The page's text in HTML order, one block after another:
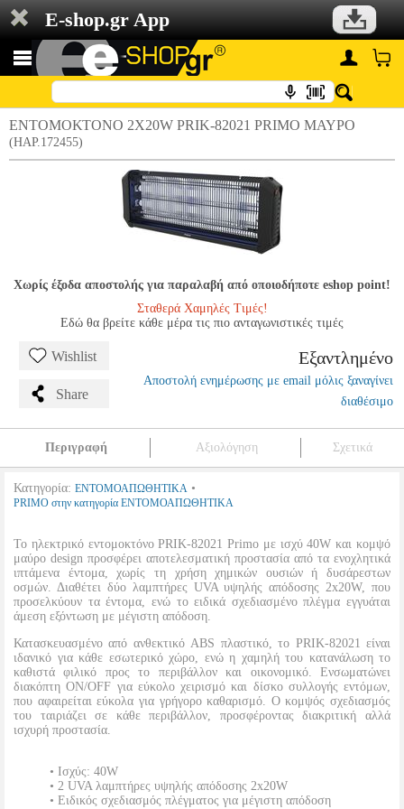
E-shop.gr App
ΕΝΤΟΜΟΚΤΟΝΟ 2X20W PRIK-82021 PRIMO ΜΑΥΡΟ
(HAP.172455)
Χωρίς έξοδα αποστολής για παραλαβή από οποιοδήποτε eshop point!
Σταθερά Χαμηλές Τιμές!
Εδώ θα βρείτε κάθε μέρα τις πιο ανταγωνιστικές τιμές
Wishlist
Share
Εξαντλημένο
Αποστολή ενημέρωσης με email μόλις ξαναγίνει
διαθέσιμο
Περιγραφή Αξιολόγηση Σχετικά
Κατηγορία: ΕΝΤΟΜΟΑΠΩΘΗΤΙΚΑ •
PRIMO στην κατηγορία ΕΝΤΟΜΟΑΠΩΘΗΤΙΚΑ
Το ηλεκτρικό εντομοκτόνο PRIK-82021 Primo με ισχύ 40W και κομψό
μαύρο design προσφέρει αποτελεσματική προστασία από τα ενοχλητικά
ιπτάμενα έντομα, χωρίς τη χρήση χημικών ουσιών ή δυσάρεστων
οσμών. Διαθέτει δύο λαμπτήρες UVA υψηλής απόδοσης 2x20W, που
προσελκύουν τα έντομα, ενώ το ειδικά σχεδιασμένο πλέγμα εγγυάται
άμεση εξόντωση με μέγιστη απόδοση.
Κατασκευασμένο από ανθεκτικό ABS πλαστικό, το PRIK-82021 είναι
ιδανικό για κάθε εσωτερικό χώρο, ενώ η χαμηλή του κατανάλωση το
καθιστά φιλικό προς το περιβάλλον και οικονομικό. Ενσωματώνει
διακόπτη ON/OFF για εύκολο χειρισμό και δίσκο συλλογής εντόμων,
που αφαιρείται εύκολα για γρήγορο καθαρισμό. Ο κομψός σχεδιασμός
του ταιριάζει σε κάθε περιβάλλον, προσφέροντας διακριτική αλλά
ισχυρή προστασία.
• Ισχύς: 40W
• 2 UVA λαμπτήρες υψηλής απόδοσης 2x20W
• Ειδικός σχεδιασμός πλέγματος για μέγιστη απόδοση